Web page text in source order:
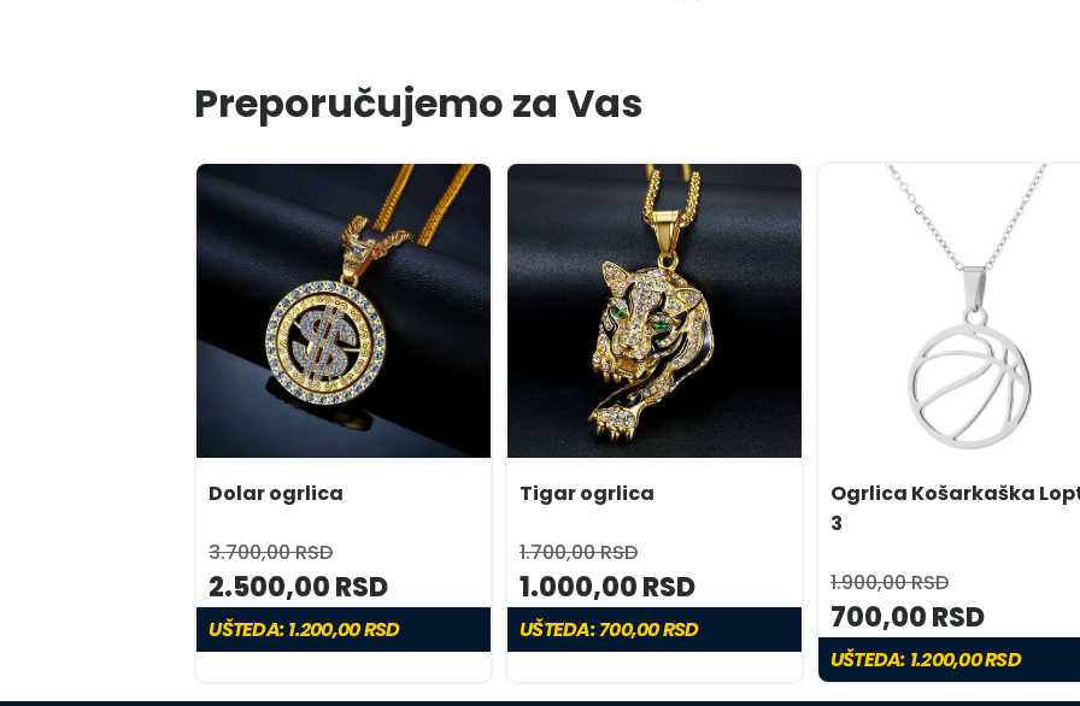
Preporučujemo za Vas
Dolar ogrlica
3.700,00 RSD
2.500,00 RSD
UŠTEDA: 1.200,00 RSD
Tigar ogrlica
1.700,00 RSD
1.000,00 RSD
UŠTEDA: 700,00 RSD
Ogrlica Košarkaška
3
1.900,00 RSD
700,00 RSD
UŠTEDA: 1.200,00 RSD